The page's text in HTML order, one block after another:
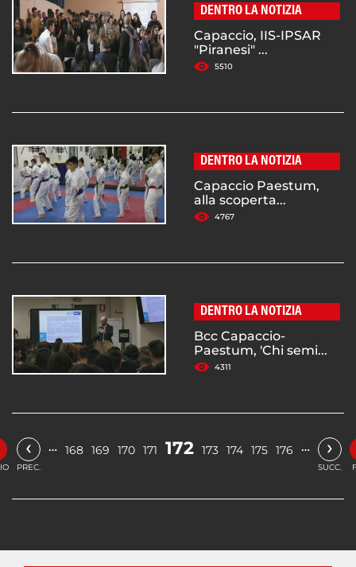
DENTRO LA NOTIZIA
Capaccio, IIS-IPSAR
"Piranesi" ...
5510
DENTRO LA NOTIZIA
Capaccio Paestum,
alla scoperta...
4767
DENTRO LA NOTIZIA
Bcc Capaccio-
Paestum, 'Chi semi...
4311
‹
PREC.
… 168 169 170 171 172 173 174 175 176 … ›
SUCC.